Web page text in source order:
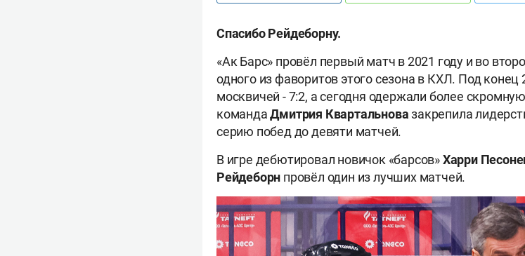
Спасибо Рейдеборну.
«Ак Барс» провёл первый матч в 2021 году и во
одного из фаворитов этого сезона в КХЛ. Под
москвичей - 7:2, а сегодня одержали более
командаДмитрия Квартальновазакрепила
серию побед до девяти матчей.
В игре дебютировал новичок «барсов»Харри
Рейдеборн провёл один из лучших матчей.